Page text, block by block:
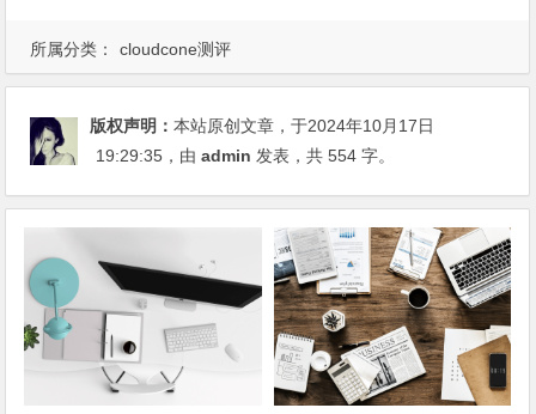
所属分类： cloudcone测评
版权声明：本站原创文章，于2024年10月17日
19:29:35 ，由admin 发表，共 554 字。